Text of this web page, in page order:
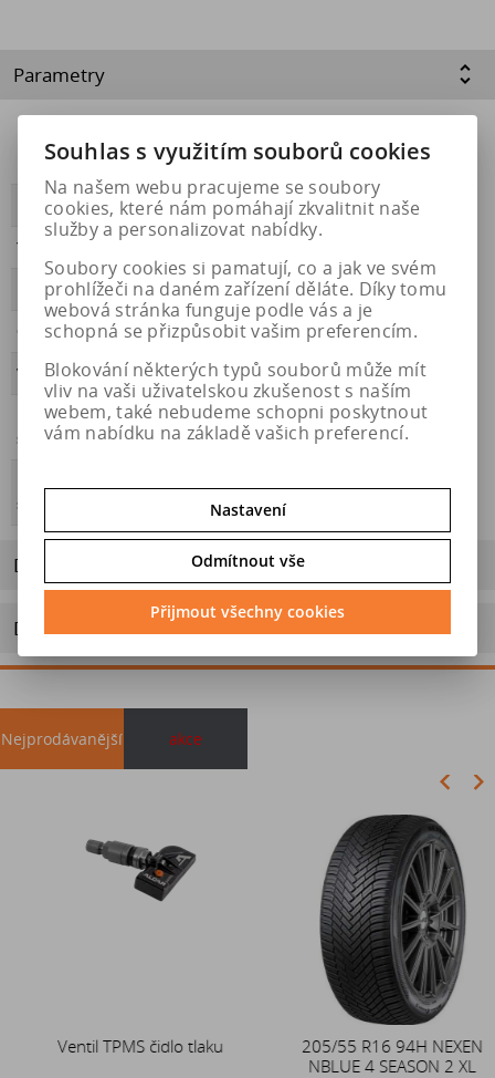
Parametry
Přilnavost na
ledu
PŘILNAVOST B
Třída hluku
HLUČNOST 68
OBDOBÍ letní
VALIVÝ ODPOR A
Přilnavost na
sněhu
NE
štítek
Dotaz na výrobek
Doporučit výrobek
Nejprodávanější akce
Ventil TPMS čidlo tlaku
205/55 R16 94H NEXEN
NBLUE 4 SEASON 2 XL
Duše 12x4 (4.00-4) kovový
zahnutý ventil TR87
Souhlas s využitím souborů cookies
Na našem webu pracujeme se soubory
cookies, které nám pomáhají zkvalitnit naše
služby a personalizovat nabídky.
Soubory cookies si pamatují, co a jak ve svém
prohlížeči na daném zařízení děláte. Díky tomu
webová stránka funguje podle vás a je
schopná se přizpůsobit vašim preferencím.
Blokování některých typů souborů může mít
vliv na vaši uživatelskou zkušenost s naším
webem, také nebudeme schopni poskytnout
vám nabídku na základě vašich preferencí.
Nastavení
Odmítnout vše
Přijmout všechny cookies